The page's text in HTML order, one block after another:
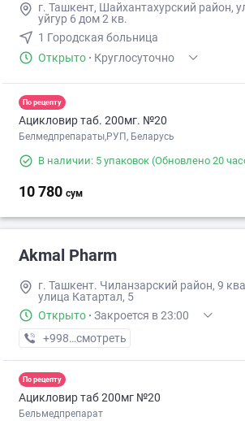
г. Ташкент, Шайхантахурский район,
уйгур 6 дом 2 кв.
1 Городская больница
Открыто · Круглосуточно
По рецепту
Ацикловир таб. 200мг. №20
Белмедпрепараты,РУП, Беларусь
В наличии: 5 упаковок (Обновлено 20
10 780 сум
Akmal Pharm
г. Ташкент. Чиланзарский район, 9
улица Катартал, 5
Открыто · Закроется в 23:00
+998 (99) XXX-XX-XX
смотреть
По рецепту
Ацикловир таб 200мг №20
Бельмедпрепарат